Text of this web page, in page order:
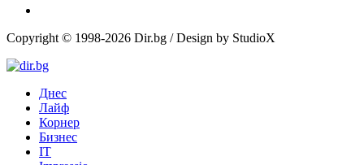
Copyright © 1998-2026 Dir.bg / Design by StudioX
Днес
Лайф
Корнер
Бизнес
IT